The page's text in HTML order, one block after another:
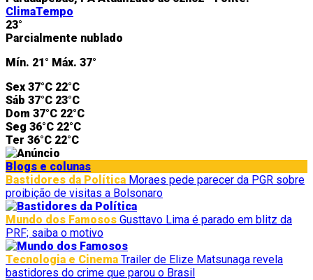
ClimaTempo
23°
Parcialmente nublado
Mín. 21° Máx. 37°
Sex 37°C 22°C
Sáb 37°C 23°C
Dom 37°C 22°C
Seg 36°C 22°C
Ter 36°C 22°C
Blogs e colunas
Bastidores da Política Moraes pede parecer da PGR sobre
proibição de visitas a Bolsonaro
Mundo dos Famosos Gusttavo Lima é parado em blitz da
PRF; saiba o motivo
Tecnologia e Cinema Trailer de Elize Matsunaga revela
bastidores do crime que parou o Brasil